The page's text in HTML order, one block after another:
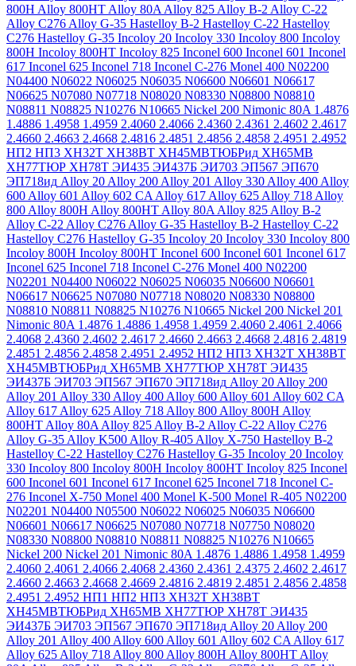
800H Alloy 800HT Alloy 80A Alloy 825 Alloy B-2 Alloy C-22
Alloy C276 Alloy G-35 Hastelloy B-2 Hastelloy C-22 Hastelloy
C276 Hastelloy G-35 Incoloy 20 Incoloy 330 Incoloy 800 Incoloy
800H Incoloy 800HT Incoloy 825 Inconel 600 Inconel 601 Inconel
617 Inconel 625 Inconel 718 Inconel C-276 Monel 400 N02200
N04400 N06022 N06025 N06035 N06600 N06601 N06617
N06625 N07080 N07718 N08020 N08330 N08800 N08810
N08811 N08825 N10276 N10665 Nickel 200 Nimonic 80A 1.4876
1.4886 1.4958 1.4959 2.4060 2.4066 2.4360 2.4361 2.4602 2.4617
2.4660 2.4663 2.4668 2.4816 2.4851 2.4856 2.4858 2.4951 2.4952
НП2 НП3 ХН32Т ХН38ВТ ХН45МВТЮБРид ХН65МВ
ХН77ТЮР ХН78Т ЭИ435 ЭИ437Б ЭИ703 ЭП567 ЭП670
ЭП718ид Alloy 20 Alloy 200 Alloy 201 Alloy 330 Alloy 400 Alloy
600 Alloy 601 Alloy 602 CA Alloy 617 Alloy 625 Alloy 718 Alloy
800 Alloy 800H Alloy 800HT Alloy 80A Alloy 825 Alloy B-2
Alloy C-22 Alloy C276 Alloy G-35 Hastelloy B-2 Hastelloy C-22
Hastelloy C276 Hastelloy G-35 Incoloy 20 Incoloy 330 Incoloy 800
Incoloy 800H Incoloy 800HT Inconel 600 Inconel 601 Inconel 617
Inconel 625 Inconel 718 Inconel C-276 Monel 400 N02200
N02201 N04400 N06022 N06025 N06035 N06600 N06601
N06617 N06625 N07080 N07718 N08020 N08330 N08800
N08810 N08811 N08825 N10276 N10665 Nickel 200 Nickel 201
Nimonic 80A 1.4876 1.4886 1.4958 1.4959 2.4060 2.4061 2.4066
2.4068 2.4360 2.4602 2.4617 2.4660 2.4663 2.4668 2.4816 2.4819
2.4851 2.4856 2.4858 2.4951 2.4952 НП2 НП3 ХН32Т ХН38ВТ
ХН45МВТЮБРид ХН65МВ ХН77ТЮР ХН78Т ЭИ435
ЭИ437Б ЭИ703 ЭП567 ЭП670 ЭП718ид Alloy 20 Alloy 200
Alloy 201 Alloy 330 Alloy 400 Alloy 600 Alloy 601 Alloy 602 CA
Alloy 617 Alloy 625 Alloy 718 Alloy 800 Alloy 800H Alloy
800HT Alloy 80A Alloy 825 Alloy B-2 Alloy C-22 Alloy C276
Alloy G-35 Alloy K500 Alloy R-405 Alloy X-750 Hastelloy B-2
Hastelloy C-22 Hastelloy C276 Hastelloy G-35 Incoloy 20 Incoloy
330 Incoloy 800 Incoloy 800H Incoloy 800HT Incoloy 825 Inconel
600 Inconel 601 Inconel 617 Inconel 625 Inconel 718 Inconel C-
276 Inconel X-750 Monel 400 Monel K-500 Monel R-405 N02200
N02201 N04400 N05500 N06022 N06025 N06035 N06600
N06601 N06617 N06625 N07080 N07718 N07750 N08020
N08330 N08800 N08810 N08811 N08825 N10276 N10665
Nickel 200 Nickel 201 Nimonic 80A 1.4876 1.4886 1.4958 1.4959
2.4060 2.4061 2.4066 2.4068 2.4360 2.4361 2.4375 2.4602 2.4617
2.4660 2.4663 2.4668 2.4669 2.4816 2.4819 2.4851 2.4856 2.4858
2.4951 2.4952 НП1 НП2 НП3 ХН32Т ХН38ВТ
ХН45МВТЮБРид ХН65МВ ХН77ТЮР ХН78Т ЭИ435
ЭИ437Б ЭИ703 ЭП567 ЭП670 ЭП718ид Alloy 20 Alloy 200
Alloy 201 Alloy 400 Alloy 600 Alloy 601 Alloy 602 CA Alloy 617
Alloy 625 Alloy 718 Alloy 800 Alloy 800H Alloy 800HT Alloy